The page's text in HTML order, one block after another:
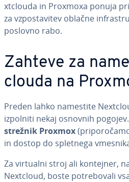
xt­clo­u­da in Proxmoxa ponuja
za vzpo­sta­vi­tev oblačne
poslovno rabo.
Zahteve za
clo­u­da na
Preden lahko namestite
izpolniti nekaj osnovnih
strežnik Proxmox
in dostop do spletnega
Za virtualni stroj ali kontejner,
Nextcloud, boste po­tre­bo­va­li